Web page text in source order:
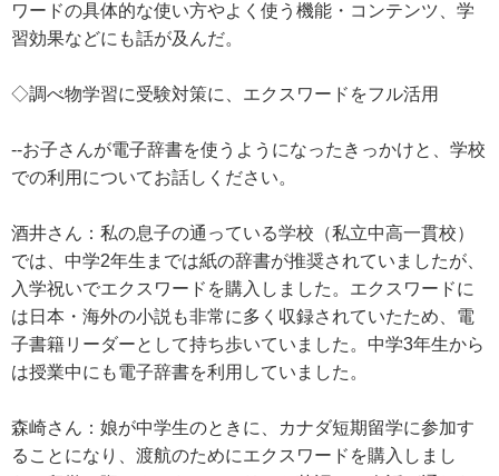
ワードの具体的な使い方やよく使う機能・コンテンツ、学
習効果などにも話が及んだ。
◇調べ物学習に受験対策に、エクスワードをフル活用
--お子さんが電子辞書を使うようになったきっかけと、学校
での利用についてお話しください。
酒井さん：私の息子の通っている学校（私立中高一貫校）
では、中学2年生までは紙の辞書が推奨されていましたが、
入学祝いでエクスワードを購入しました。エクスワードに
は日本・海外の小説も非常に多く収録されていたため、電
子書籍リーダーとして持ち歩いていました。中学3年生から
は授業中にも電子辞書を利用していました。
森崎さん：娘が中学生のときに、カナダ短期留学に参加す
ることになり、渡航のためにエクスワードを購入しまし